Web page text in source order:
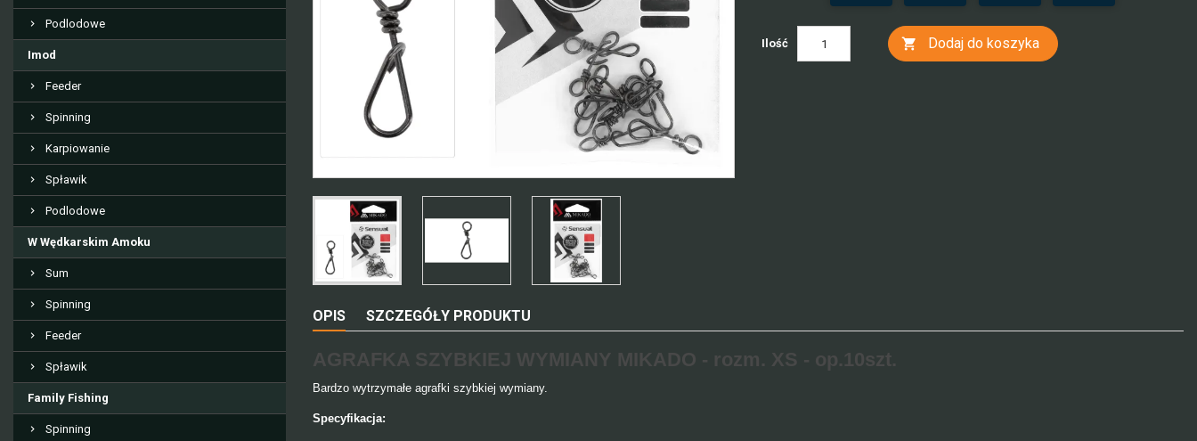
Podlodowe
Imod
Feeder
Spinning
Karpiowanie
Spławik
Podlodowe
W Wędkarskim Amoku
Sum
Spinning
Feeder
Spławik
Family Fishing
Spinning
Ilość  Dodaj do koszyka
OPIS SZCZEGÓŁY PRODUKTU
AGRAFKA SZYBKIEJ WYMIANY MIKADO - rozm. XS - op.10szt.
Bardzo wytrzymałe agrafki szybkiej wymiany.
Specyfikacja: